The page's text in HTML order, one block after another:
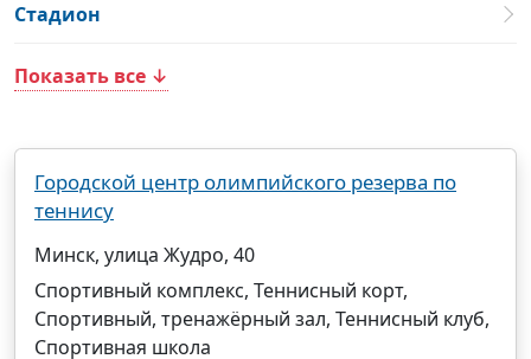
Стадион
Показать все ↓
Городской центр олимпийского резерва по
теннису
Минск, улица Жудро, 40
Спортивный комплекс, Теннисный корт,
Спортивный, тренажёрный зал, Теннисный клуб,
Спортивная школа